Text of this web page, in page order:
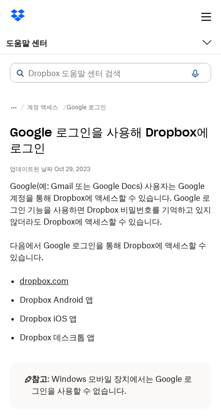
도움말 센터
계정 액세스 Google 로그인
Google 로그인을 사용해 Dropbox에
로그인
업데이트된 날짜 Oct 29, 2023
Google(예: Gmail 또는 Google Docs) 사용자는 Google
계정을 통해 Dropbox에 액세스할 수 있습니다. Google 로
그인 기능을 사용하면 Dropbox 비밀번호를 기억하고 있지
않더라도 Dropbox에 액세스할 수 있습니다.
다음에서 Google 로그인을 통해 Dropbox에 액세스할 수
있습니다.
dropbox.com
Dropbox Android 앱
Dropbox iOS 앱
Dropbox 데스크톱 앱
참고: Windows 모바일 장치에서는 Google 로
그인을 사용할 수 없습니다.